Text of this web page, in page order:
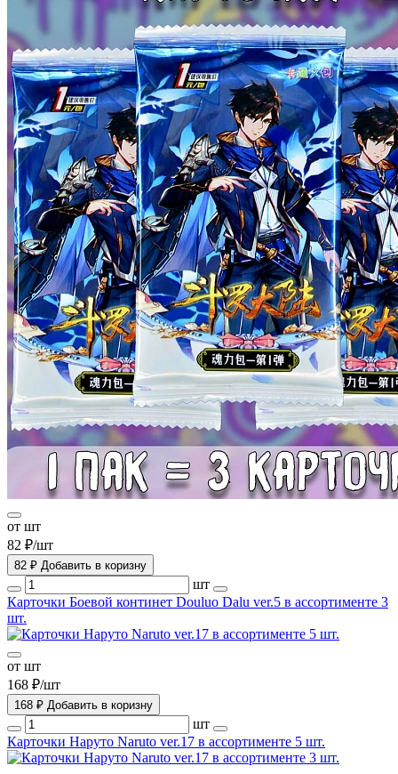
от шт
82 ₽/шт
82 ₽ Добавить в коризну
шт
Карточки Боевой континет Douluo Dalu ver.5 в ассортименте 3
шт.
от шт
168 ₽/шт
168 ₽ Добавить в коризну
шт
Карточки Наруто Naruto ver.17 в ассортименте 5 шт.